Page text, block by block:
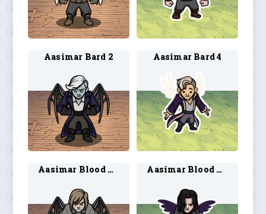
Aasimar Bard 2 Aasimar Bard 4
Aasimar Blood Hunter 2 Aasimar Blood Hunter 4